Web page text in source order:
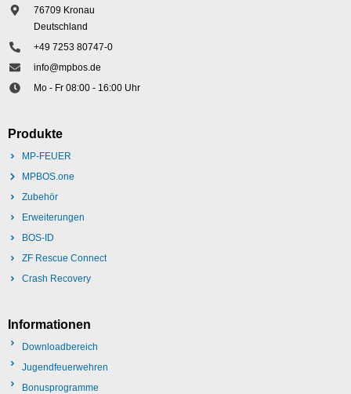
76709 Kronau
Deutschland
+49 7253 80747-0
info@mpbos.de
Mo - Fr 08:00 - 16:00 Uhr
Produkte
MP-FEUER
MPBOS.one
Zubehör
Erweiterungen
BOS-ID
ZF Rescue Connect
Crash Recovery
Informationen
Downloadbereich
Jugendfeuerwehren
Bonusprogramme